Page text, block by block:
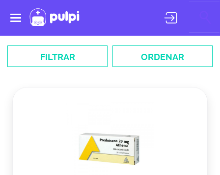
Toggle
navigation
FILTRAR ORDENAR